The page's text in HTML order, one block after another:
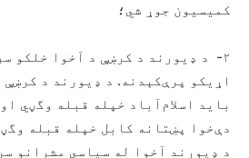
کمیسیون جوړ شي؛
۲- د ډیورند د کرښې د آخوا خلکو
اړیکو پرې‌کېدنه. د ډیورند د کرښې
باید اسلام‌آباد خپله قبله وگڼي
دې‌خوا پښتانه کابل خپله قبله
د ډیورند آخوا له سیاسي مشرانو